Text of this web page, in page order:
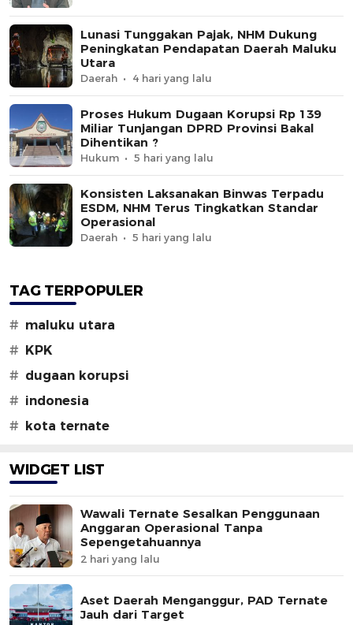
Lunasi Tunggakan Pajak, NHM Dukung
Peningkatan Pendapatan Daerah Maluku
Utara
Daerah 4 hari yang lalu
Proses Hukum Dugaan Korupsi Rp 139
Miliar Tunjangan DPRD Provinsi Bakal
Dihentikan ?
Hukum 5 hari yang lalu
Konsisten Laksanakan Binwas Terpadu
ESDM, NHM Terus Tingkatkan Standar
Operasional
Daerah 5 hari yang lalu
TAG TERPOPULER
# maluku utara
#
KPK
# dugaan korupsi
# indonesia
#
kota ternate
WIDGET LIST
Wawali Ternate Sesalkan Penggunaan
Anggaran Operasional Tanpa
Sepengetahuannya
2 hari yang lalu
Aset Daerah Menganggur, PAD Ternate
Jauh dari Target